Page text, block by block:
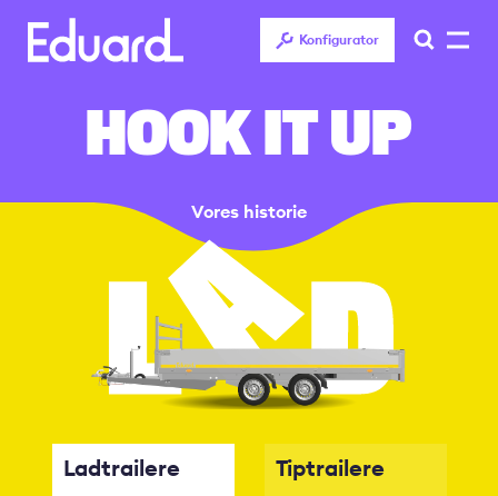
hovedindhold
HOOK IT UP
Vores historie
Ladtrailere Tiptrailere
Konfigurator